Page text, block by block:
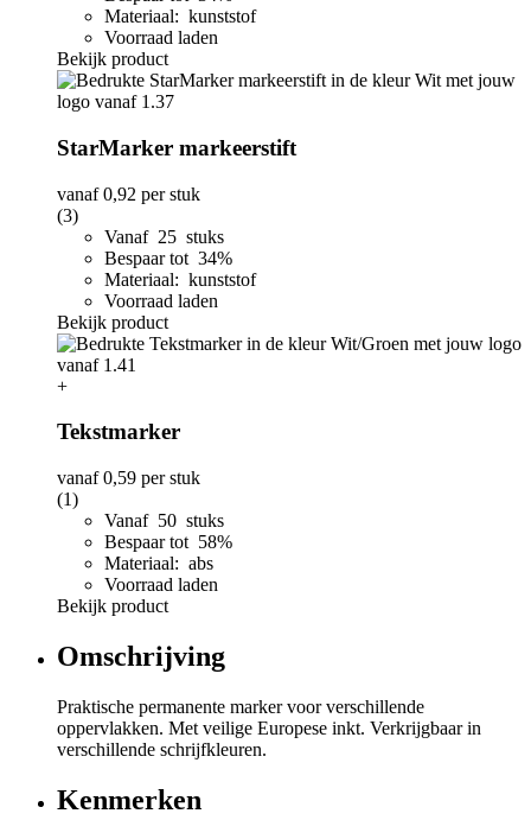
Materiaal: kunststof
Voorraad laden
Bekijk product
StarMarker markeerstift
vanaf0,92 per stuk
(3)
Vanaf 25 stuks
Bespaar tot 34%
Materiaal: kunststof
Voorraad laden
Bekijk product
+
Tekstmarker
vanaf0,59 per stuk
(1)
Vanaf 50 stuks
Bespaar tot 58%
Materiaal: abs
Voorraad laden
Bekijk product
Omschrijving
Praktische permanente marker voor verschillende
oppervlakken. Met veilige Europese inkt. Verkrijgbaar in
verschillende schrijfkleuren.
Kenmerken